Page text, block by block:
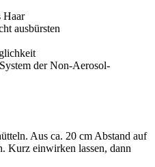
Haar
ausbürsten
der Non-Aerosol-
Aus ca. 20 cm Abstand auf
Kurz einwirken lassen, dann